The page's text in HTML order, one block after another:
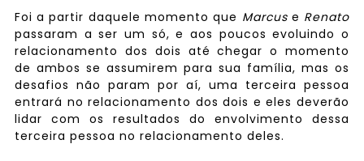
Foi a partir daquele momento que Marcus e Renato
passaram a ser um só, e aos poucos evoluindo o
relacionamento dos dois até chegar o momento
de ambos se assumirem para sua família, mas os
desafios não param por aí, uma terceira pessoa
entrará no relacionamento dos dois e eles deverão
lidar com os resultados do envolvimento dessa
terceira pessoa no relacionamento deles.